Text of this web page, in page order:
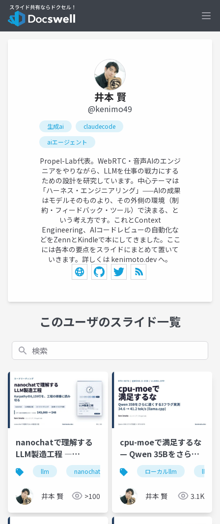
井本 賢
@kenimo49
生成ai
claudecode
aiエージェント
Propel-Lab代表。WebRTC・音声AIのエンジ
ニアをやりながら、LLMを仕事の戦力にする
ための設計を研究しています。中心テーマは
「ハーネス・エンジニアリング」——AIの成果
はモデルそのものより、その外側の環境（制
約・フィードバック・ツール）で決まる、と
いう考え方です。これとContext
Engineering、AIコードレビューの自動化な
どをZennとKindleで本にしてきました。ここ
には各本の要点をスライドにまとめて置いて
いきます。詳しくは kenimoto.dev へ。
このユーザのスライド一覧
検索
nanochatで理解する
LLM製造工程 ―
tokenizer訓練からチ
ャットCLIまで、
Karpathyの8,159行を
読み切る
llm nanochat 機械学習 生成ai
井本 賢 >100
cpu-moeで満足するな
— Qwen 35Bをさらに
速くする3フラグ実測
(RTX 4070)
ローカルllm
井本 賢 3.1K